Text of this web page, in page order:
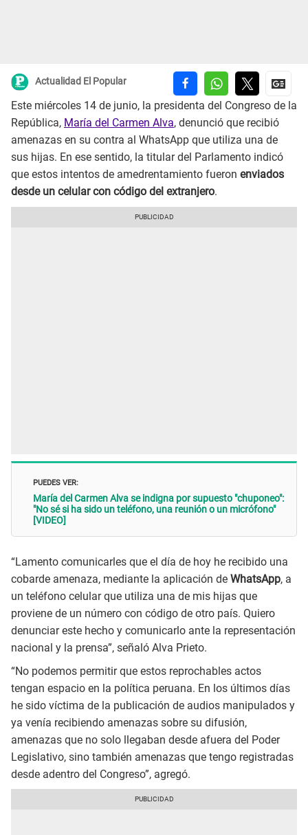
Actualidad El Popular
Este miércoles 14 de junio, la presidenta del Congreso de la
República, María del Carmen Alva, denunció que recibió
amenazas en su contra al WhatsApp que utiliza una de
sus hijas. En ese sentido, la titular del Parlamento indicó
que estos intentos de amedrentamiento fueron enviados
desde un celular con código del extranjero.
PUEDES VER:
María del Carmen Alva se indigna por supuesto "chuponeo":
"No sé si ha sido un teléfono, una reunión o un micrófono"
[VIDEO]
“Lamento comunicarles que el día de hoy he recibido una
cobarde amenaza, mediante la aplicación de WhatsApp, a
un teléfono celular que utiliza una de mis hijas que
proviene de un número con código de otro país. Quiero
denunciar este hecho y comunicarlo ante la representación
nacional y la prensa”, señaló Alva Prieto.
“No podemos permitir que estos reprochables actos
tengan espacio en la política peruana. En los últimos días
he sido víctima de la publicación de audios manipulados y
ya venía recibiendo amenazas sobre su difusión,
amenazas que no solo llegaban desde afuera del Poder
Legislativo, sino también amenazas que tengo registradas
desde adentro del Congreso”, agregó.